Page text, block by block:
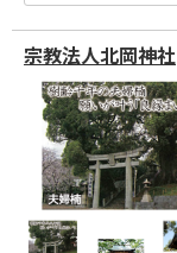
宗教法人北岡神社